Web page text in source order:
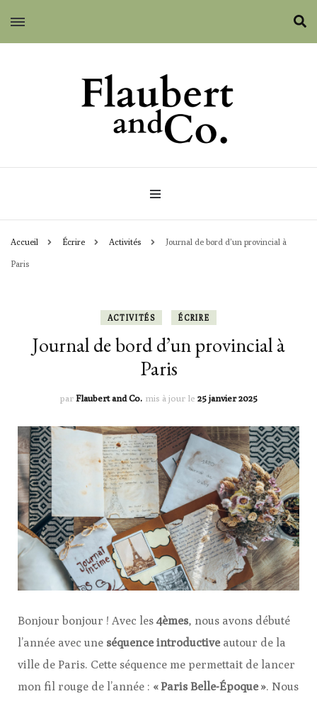
Flaubert and Co.
Accueil Écrire Activités Journal de bord d’un provincial à
Paris
ACTIVITÉS ÉCRIRE
Journal de bord d’un provincial à
Paris
parFlaubert and Co. mis à jour le 25 janvier 2025
Bonjour bonjour ! Avec les 4èmes, nous avons débuté
l’année avec une séquence introductive autour de la
ville de Paris. Cette séquence me permettait de lancer
mon fil rouge de l’année : « Paris Belle-Époque ». Nous